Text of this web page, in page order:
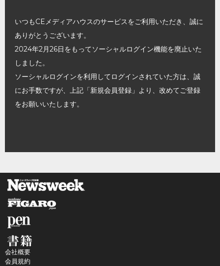
いつもCEメディアハウスのサービスをご利用いただき、誠に
ありがとうございます。
2024年2月26日をもってソーシャルログイン機能を廃止いた
しました。
ソーシャルログインを利用してログインされていた方は、誠
にお手数ですが、上記「新規会員登録」より、改めてご登録
をお願いいたします。
会社概要
会員規約